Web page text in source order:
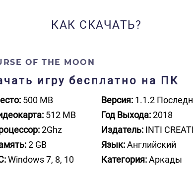
КАК СКАЧАТЬ?
OF THE MOON
игру бесплатно на ПК
500 MB
512 MB
2Ghz
2 GB
Windows 7, 8, 10
Версия:1.1.2
Год Выхода:2018
Издатель:INTI
Язык:Английский
Категория:Аркады